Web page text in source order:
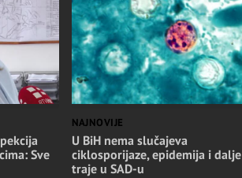
Sve
NAJNOVIJE
U BiH nema slučajeva
ciklosporijaze, epidemija i dalje
traje u SAD-u